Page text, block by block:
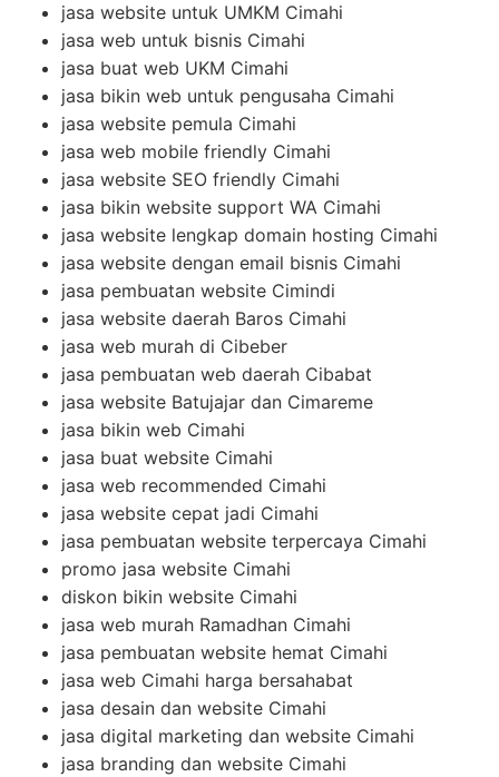
jasa website untuk UMKM Cimahi
jasa web untuk bisnis Cimahi
jasa buat web UKM Cimahi
jasa bikin web untuk pengusaha Cimahi
jasa website pemula Cimahi
jasa web mobile friendly Cimahi
jasa website SEO friendly Cimahi
jasa bikin website support WA Cimahi
jasa website lengkap domain hosting Cimahi
jasa website dengan email bisnis Cimahi
jasa pembuatan website Cimindi
jasa website daerah Baros Cimahi
jasa web murah di Cibeber
jasa pembuatan web daerah Cibabat
jasa website Batujajar dan Cimareme
jasa bikin web Cimahi
jasa buat website Cimahi
jasa web recommended Cimahi
jasa website cepat jadi Cimahi
jasa pembuatan website terpercaya Cimahi
promo jasa website Cimahi
diskon bikin website Cimahi
jasa web murah Ramadhan Cimahi
jasa pembuatan website hemat Cimahi
jasa web Cimahi harga bersahabat
jasa desain dan website Cimahi
jasa digital marketing dan website Cimahi
jasa branding dan website Cimahi